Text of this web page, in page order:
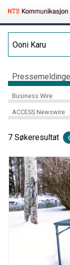
Business Wire
ACCESS Newswire
7 Søkeresultat